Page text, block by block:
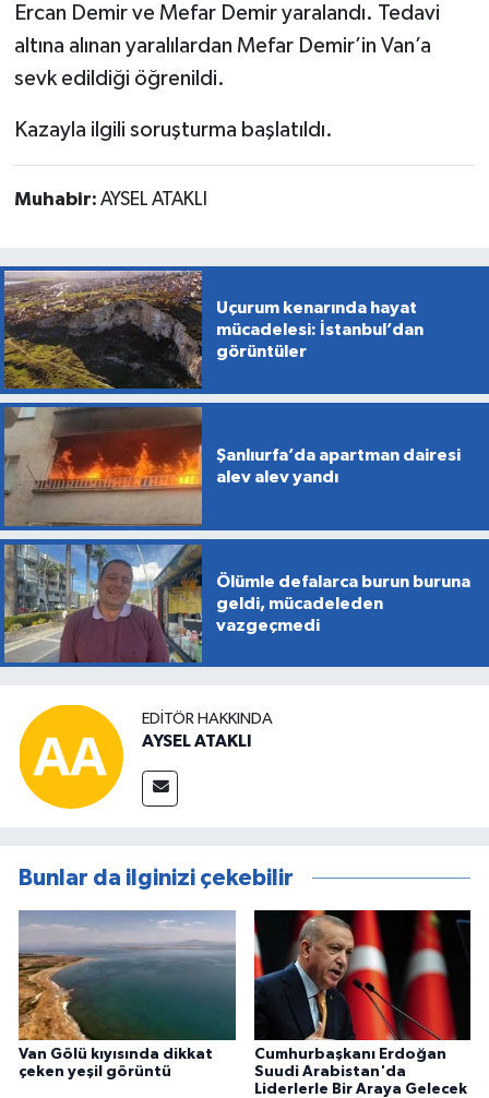
Ercan Demir ve Mefar Demir yaralandı. Tedavi
altına alınan yaralılardan Mefar Demir’in Van’a
sevk edildiği öğrenildi.
Kazayla ilgili soruşturma başlatıldı.
Muhabir: AYSEL ATAKLI
Uçurum kenarında hayat
mücadelesi: İstanbul’dan
görüntüler
Şanlıurfa’da apartman dairesi
alev alev yandı
Ölümle defalarca burun buruna
geldi, mücadeleden
vazgeçmedi
EDITÖR HAKKINDA
AYSEL ATAKLI
Bunlar da ilginizi çekebilir
Van Gölü kıyısında dikkat
çeken yeşil görüntü
Cumhurbaşkanı Erdoğan
Suudi Arabistan'da
Liderlerle Bir Araya Gelecek